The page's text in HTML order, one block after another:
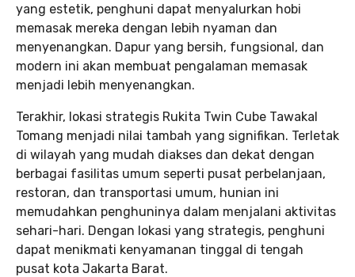
yang estetik, penghuni dapat menyalurkan hobi
memasak mereka dengan lebih nyaman dan
menyenangkan. Dapur yang bersih, fungsional, dan
modern ini akan membuat pengalaman memasak
menjadi lebih menyenangkan.
Terakhir, lokasi strategis Rukita Twin Cube Tawakal
Tomang menjadi nilai tambah yang signifikan. Terletak
di wilayah yang mudah diakses dan dekat dengan
berbagai fasilitas umum seperti pusat perbelanjaan,
restoran, dan transportasi umum, hunian ini
memudahkan penghuninya dalam menjalani aktivitas
sehari-hari. Dengan lokasi yang strategis, penghuni
dapat menikmati kenyamanan tinggal di tengah
pusat kota Jakarta Barat.